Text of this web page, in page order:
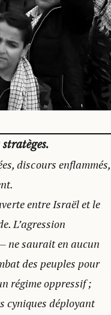
discours enflammés,
entre Israël et le
L’agression
ne saurait en aucun
des peuples pour
régime oppressif ;
cyniques déployant